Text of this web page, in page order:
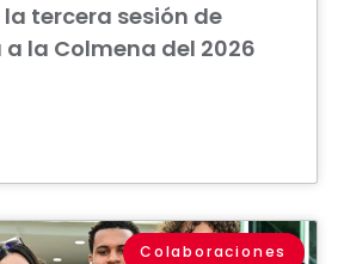
la tercera sesión de
a la Colmena del 2026
Colaboraciones